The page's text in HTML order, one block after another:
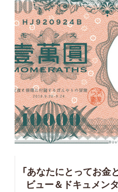
「あなたにとってお金
ビュー＆ドキュメン